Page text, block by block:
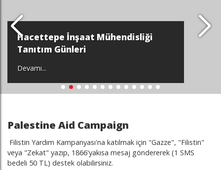
Hacettepe İnşaat Mühendisliği
Tanıtım Günleri
Devamı...
Palestine Aid Campaign
Filistin Yardım Kampanyası'na katılmak için "Gazze", "Filistin"
veya "Zekat" yazıp, 1866'yakısa mesaj göndererek (1 SMS
bedeli 50 TL) destek olabilirsiniz.